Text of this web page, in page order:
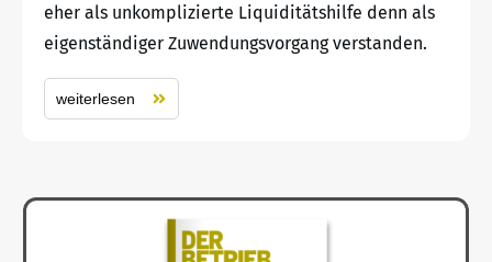
eher als unkomplizierte Liquiditätshilfe denn als
eigenständiger Zuwendungsvorgang verstanden.
weiterlesen